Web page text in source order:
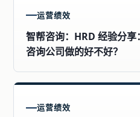
运营绩效
智帮咨询：HRD 经验分
咨询公司做的好不好？
运营绩效